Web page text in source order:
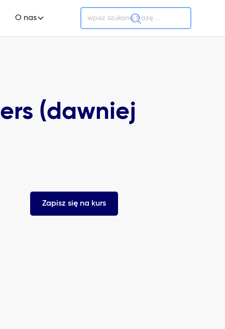
O nas
(dawniej
Zapisz się na kurs